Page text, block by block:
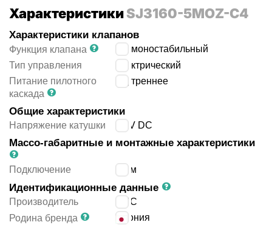
ХарактеристикиSJ3160-5MOZ-C4
Характеристики клапанов
Функция клапана
5/2 моностабильный
Тип управления
электрический
Питание пилотного
каскада
внутреннее
Общие характеристики
Напряжение катушки 24 V DC
Массо-габаритные и монтажные характеристики
Подключение 4 мм
Идентификационные данные
Производитель
SMC
Родина бренда
Япония